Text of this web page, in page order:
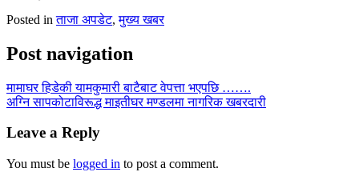
Posted inताजा अपडेट,मुख्य खबर
Post navigation
मामाघर हिडेकी यामकुमारी बाटैबाट वेपत्ता भएपछि …….
अग्नि सापकोटाविरूद्ध माइतीघर मण्डलमा नागरिक खबरदारी
Leave a Reply
You must be logged in to post a comment.